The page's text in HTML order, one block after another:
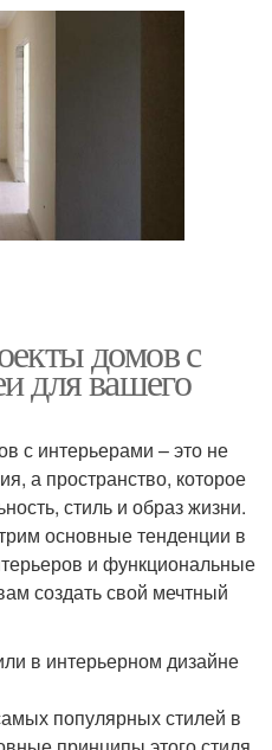
домов с
для вашего
с интерьерами – это не
а пространство, которое
стиль и образ жизни.
основные тенденции в
и функциональные
создать свой мечтный
в интерьерном дизайне
популярных стилей в